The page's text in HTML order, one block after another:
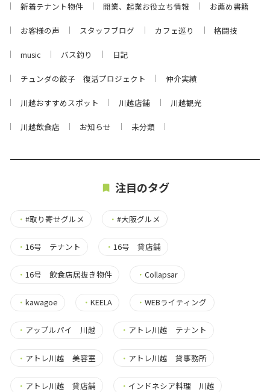
新着テナント物件 開業、起業お役立ち情報 お薦め書籍
お客様の声 スタッフブログ カフェ巡り 格闘技
music バス釣り 日記
チュンダの餃子 復活プロジェクト 仲介実績
川越おすすめスポット 川越店舗 川越観光
川越飲食店 お知らせ 未分類
注目のタグ
・ #取り寄せグルメ ・#大阪グルメ
・ 16号 テナント ・16号 貸店舗
・ 16号 飲食店居抜き物件 ・Collapsar
・ kawagoe ・KEELA ・WEBライティング
・ アップルパイ 川越 ・ アトレ川越 テナント
・ アトレ川越 美容室 ・ アトレ川越 貸事務所
・ アトレ川越 貸店舗 ・ インドネシア料理 川越